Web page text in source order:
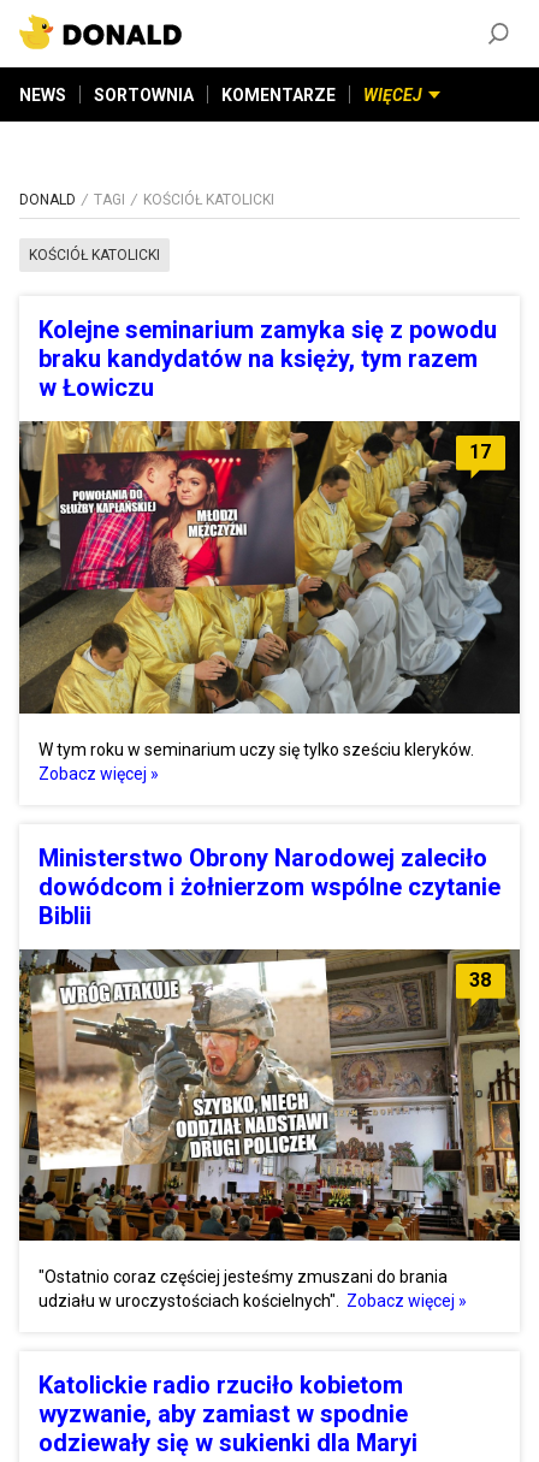
NEWS SORTOWNIA KOMENTARZE WIĘCEJ
DONALD TAGI KOŚCIÓŁ KATOLICKI
KOŚCIÓŁ KATOLICKI
Kolejne seminarium zamyka się z powodu
braku kandydatów na księży, tym razem
w Łowiczu
17
W tym roku w seminarium uczy się tylko sześciu kleryków.
Zobacz więcej »
Ministerstwo Obrony Narodowej zaleciło
dowódcom i żołnierzom wspólne czytanie
Biblii
38
"Ostatnio coraz częściej jesteśmy zmuszani do brania
udziału w uroczystościach kościelnych". Zobacz więcej »
Katolickie radio rzuciło kobietom
wyzwanie, aby zamiast w spodnie
odziewały się w sukienki dla Maryi